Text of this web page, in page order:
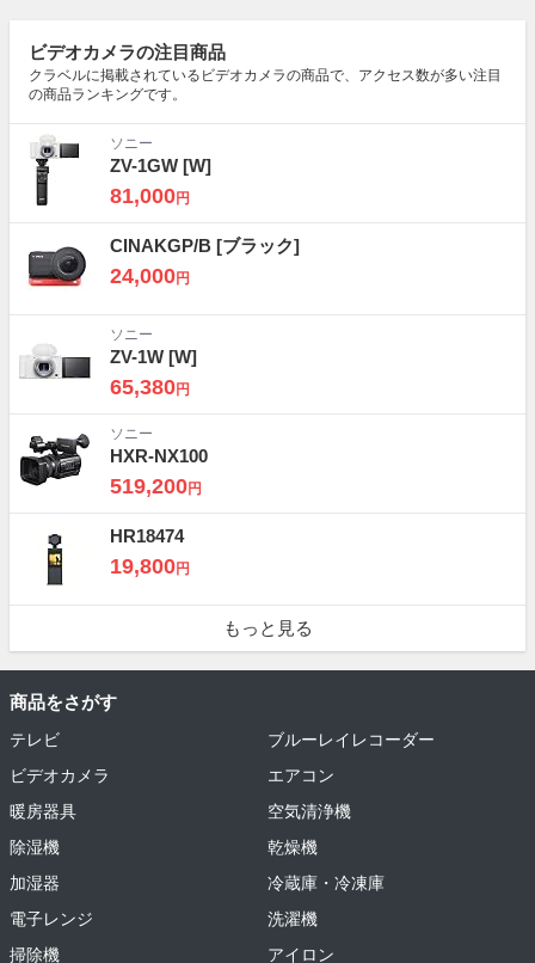
ビデオカメラの注目商品
クラベルに掲載されているビデオカメラの商品で、アクセス数が多い注目
の商品ランキングです。
ソニー
ZV-1GW [W]
81,000円
CINAKGP/B [ブラック]
24,000円
ソニー
ZV-1W [W]
65,380円
ソニー
HXR-NX100
519,200円
HR18474
19,800円
もっと見る
商品をさがす
テレビ
ブルーレイレコーダー
ビデオカメラ
エアコン
暖房器具
空気清浄機
除湿機
乾燥機
加湿器
冷蔵庫・冷凍庫
電子レンジ
洗濯機
掃除機
アイロン